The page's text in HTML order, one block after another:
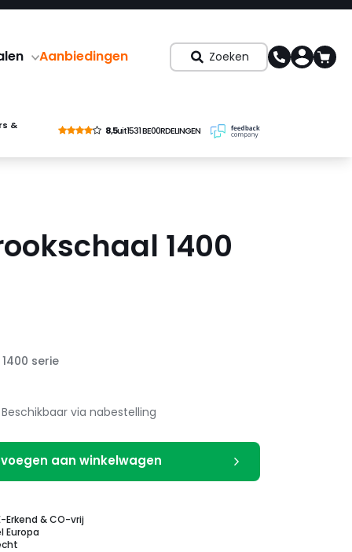
Aanbiedingen Zoeken
&
8,5uit1531 BE00RDELINGEN
1400
serie
Beschikbaar via nabestelling
aan winkelwagen
Erkend & CO-vrij
Europa